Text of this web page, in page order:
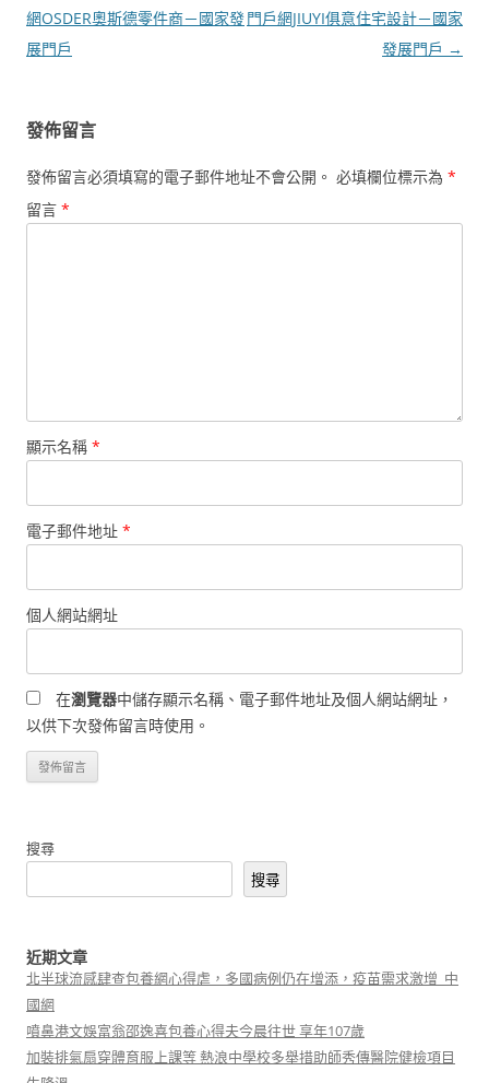
導
覽
網OSDER奧斯德零件商－國家發
展門戶
門戶網JIUYI俱意住宅設計－國家
發展門戶 →
發佈留言
發佈留言必須填寫的電子郵件地址不會公開。 必填欄位標示為 *
留言 *
顯示名稱 *
電子郵件地址 *
個人網站網址
在瀏覽器中儲存顯示名稱、電子郵件地址及個人網站網址，
以供下次發佈留言時使用。
搜尋
搜尋
近期文章
北半球流感肆查包養網心得虐，多國病例仍在增添，疫苗需求激增_中
國網
噴鼻港文娛富翁邵逸喜包養心得夫今晨往世 享年107歲
加裝排氣扇穿體育服上課等 熱浪中學校多舉措助師秀傳醫院健檢項目